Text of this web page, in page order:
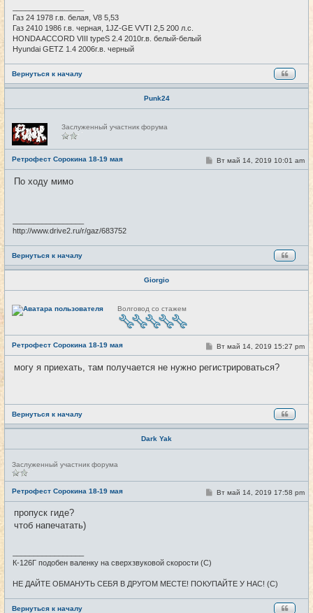
Газ 24 1978 г.в. белая, V8 5,53
Газ 2410 1986 г.в. черная, 1JZ-GE VVTI 2,5 200 л.с.
HONDA ACCORD VIII typeS 2.4 2010г.в. белый-белый
Hyundai GETZ 1.4 2006г.в. черный
Вернуться к началу
Punk24
Н
е
в
с
е
т
и
Заслуженный участник форума
Ретрофест Сорокина 18-19 мая #5
С
о
Вт май 14, 2019 10:01 am
По ходу мимо
http://www.drive2.ru/r/gaz/683752
Вернуться к началу
Giorgio
Н
е
е
т
и
Волговод со стажем
Ретрофест Сорокина 18-19 мая #6
С
о
б
и
Вт май 14, 2019 15:27 pm
могу я приехать, там получается не нужно регистрироваться?
Вернуться к началу
Dark Yak
Н
е
в
с
е
т
и
Заслуженный участник форума
Ретрофест Сорокина 18-19 мая #7
С
о
Вт май 14, 2019 17:58 pm
пропуск гиде?
чтоб напечатать)
К-126Г подобен валенку на сверхзвуковой скорости (С)
НЕ ДАЙТЕ ОБМАНУТЬ СЕБЯ В ДРУГОМ МЕСТЕ! ПОКУПАЙТЕ У НАС! (С)
Вернуться к началу